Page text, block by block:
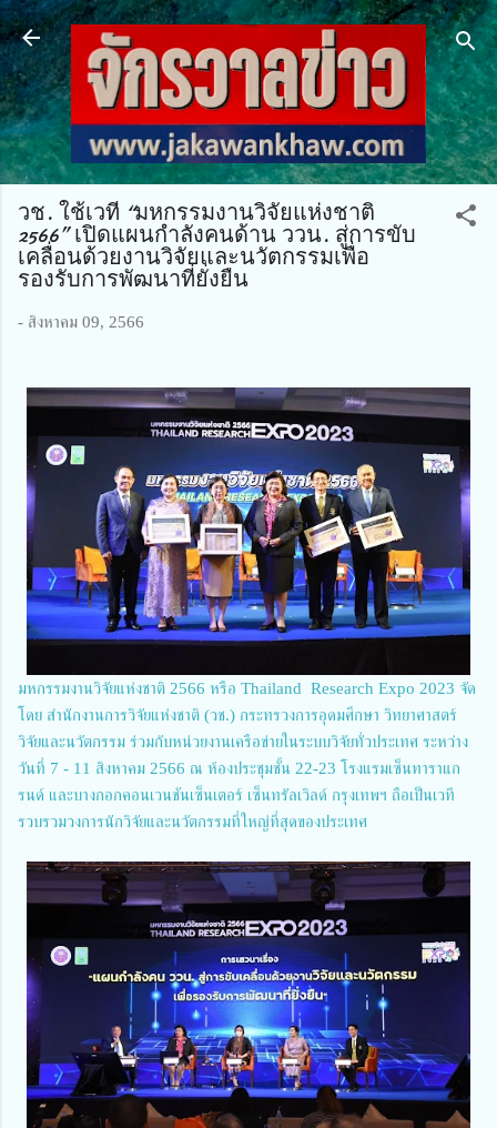
ข้ามไปที่เนื้อหาหลัก
วช. ใช้เวที “มหกรรมงานวิจัยแห่งชาติ
2566” เปิดแผนกำลังคนด้าน ววน. สู่การขับ
เคลื่อนด้วยงานวิจัยและนวัตกรรมเพื่อ
รองรับการพัฒนาที่ยั่งยืน
- สิงหาคม 09, 2566
มหกรรมงานวิจัยแห่งชาติ 2566 หรือ Thailand Research Expo 2023 จัด
โดย สำนักงานการวิจัยแห่งชาติ (วช.) กระทรวงการอุดมศึกษา วิทยาศาสตร์
วิจัยและนวัตกรรม ร่วมกับหน่วยงานเครือข่ายในระบบวิจัยทั่วประเทศ ระหว่าง
วันที่ 7 - 11 สิงหาคม 2566 ณ ห้องประชุมชั้น 22-23 โรงแรมเซ็นทาราแก
รนด์ และบางกอกคอนเวนชันเซ็นเตอร์ เซ็นทรัลเวิลด์ กรุงเทพฯ ถือเป็นเวที
รวบรวมวงการนักวิจัยและนวัตกรรมที่ใหญ่ที่สุดของประเทศ